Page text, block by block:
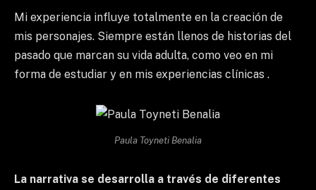
Mi experiencia influye totalmente en la creación de
mis personajes. Siempre están llenos de historias del
pasado que marcan su vida adulta, como veo en mi
forma de estudiar y en mis experiencias clínicas .
Paula Toyneti Benalia
La narrativa se desarrolla a través de diferentes